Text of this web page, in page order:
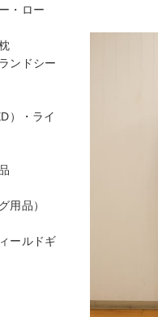
・ロー
ンドシー
）・ライ
用品）
ールドギ